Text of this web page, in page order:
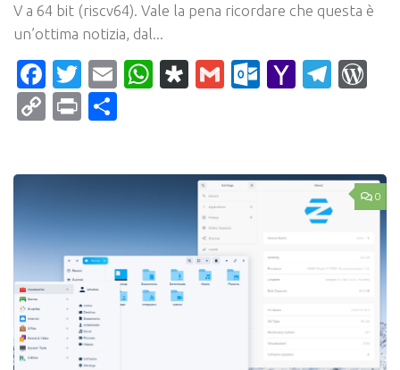
V a 64 bit (riscv64). Vale la pena ricordare che questa è
un’ottima notizia, dal...
Facebook
Twitter
EmailWhatsApp
Diaspora
Gmail Yahoo
CopyPrint
0